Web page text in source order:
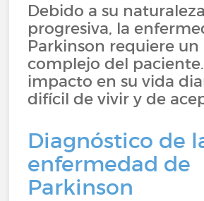
Debido a su naturaleza
progresiva, la
Parkinson requiere
complejo del
impacto en su vida
difícil de vivir y de
Diagnóstico de
enfermedad de
Parkinson